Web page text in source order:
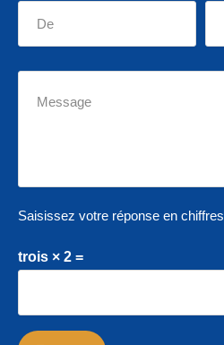
Saisissez votre réponse en chiffres
trois × 2 =